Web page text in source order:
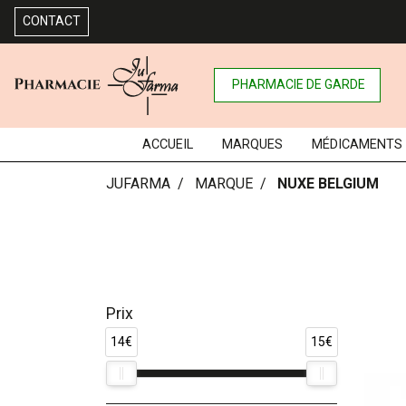
CONTACT
PHARMACIE DE GARDE
ACCUEIL MARQUES MÉDICAMENTS
JUFARMA MARQUE NUXE BELGIUM
Prix
14€ 15€